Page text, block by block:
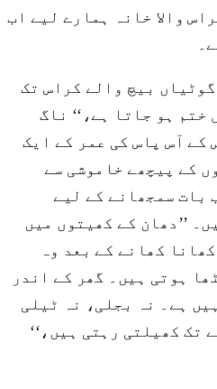
والا خانہ ہمارے لیے اب
گوٹیاں بیچ والے کراس تک
ختم ہو جاتا ہے،‘‘ ناگ
کے آس پاس کی عمر کے ایک
کے پیچھے خاموشی سے
بات سمجھانے کے لیے
’’دھان کے کھیتوں میں
کھانے کے بعد وہ
ہوتی ہیں۔ گھر کے اندر
ہے۔ نہ بجلی، نہ ٹیلی
تک کھیلتی رہتی ہیں،‘‘